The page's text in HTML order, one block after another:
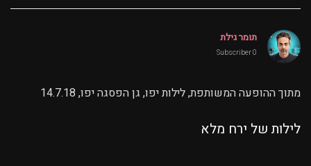
תומר גילת
0 Subscriber
מתוך ההופעה המשותפת, לילות יפו, גן הפסגה יפו, 14.7.18
לילות של ירח מלא